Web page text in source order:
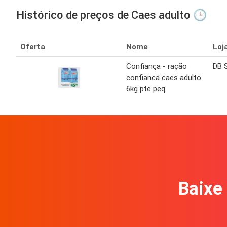
Histórico de preços de Caes adulto 🕒
Oferta Nome
Confiança - ração
confianca caes adulto
6kg pte peq
DB